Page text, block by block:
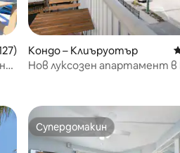
4,88 от 5, 127 отзива
Кондо – Клиъруотър
Нов луксозен апартамент в
Супердомакин
Супердомакин